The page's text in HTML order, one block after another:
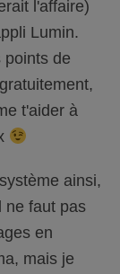
l'affaire)
Lumin.
points de
t'aider à
ainsi,
ne faut pas
en
mais je